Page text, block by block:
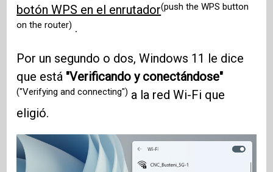
botón WPS en el enrutador(push the WPS button
on the router) .
Por un segundo o dos, Windows 11 le dice
que está "Verificando y conectándose"
("Verifying and connecting") a la red Wi-Fi que
eligió.